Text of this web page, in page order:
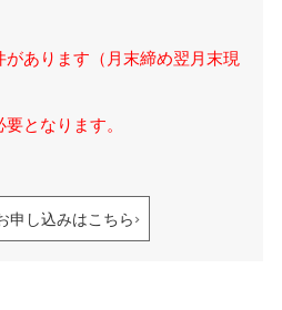
あります（月末締め翌月末現
となります。
申し込みはこちら